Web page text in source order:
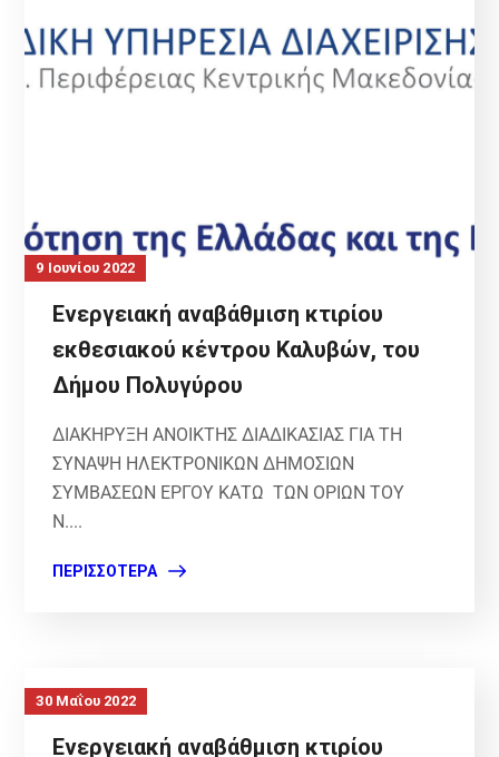
9 Ιουνίου 2022
Ενεργειακή αναβάθμιση κτιρίου
εκθεσιακού κέντρου Καλυβών, του
Δήμου Πολυγύρου
ΔΙΑΚΗΡΥΞΗ ΑΝΟΙΚΤΗΣ ΔΙΑΔΙΚΑΣΙΑΣ ΓΙΑ ΤΗ
ΣΥΝΑΨΗ ΗΛΕΚΤΡΟΝΙΚΩΝ ΔΗΜΟΣΙΩΝ
ΣΥΜΒΑΣΕΩΝ ΕΡΓΟΥ ΚΑΤΩ ΤΩΝ ΟΡΙΩΝ ΤΟΥ
Ν....
ΠΕΡΙΣΣΌΤΕΡΑ
30 Μαΐου 2022
Ενεργειακή αναβάθμιση κτιρίου